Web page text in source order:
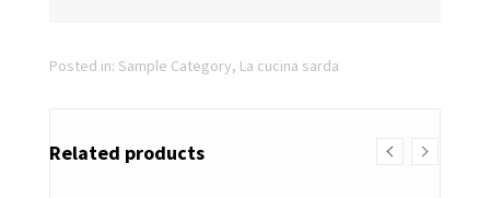
Posted in: Sample Category, La cucina sarda
Related products